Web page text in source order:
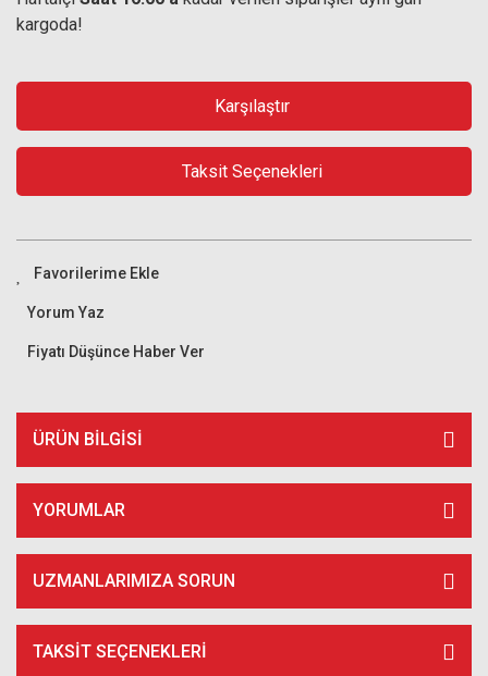
kargoda!
Karşılaştır
Taksit Seçenekleri
Yorum Yaz
Fiyatı Düşünce Haber Ver
ÜRÜN BILGISI
YORUMLAR
UZMANLARIMIZA SORUN
TAKSIT SEÇENEKLERI